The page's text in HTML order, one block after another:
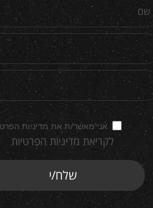
אני מאשר/ת את מדיניות
לקריאת מדיניות הפרטיות